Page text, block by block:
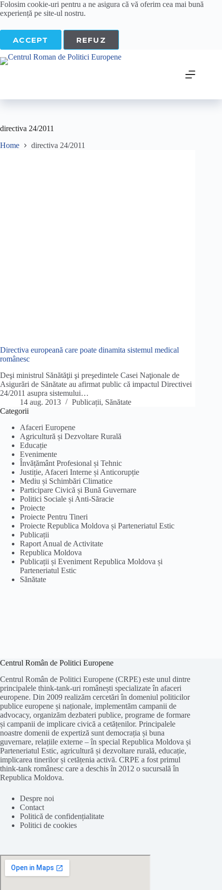
Skip
to
Folosim cookie-uri pentru a ne asigura că vă oferim cea mai bună
experiență pe site-ul nostru.
ACCEPT REFUZ
directiva 24/2011
Home directiva 24/2011
Directiva europeană care poate dinamita sistemul medical
românesc
Deşi ministrul Sănătăţii şi preşedintele Casei Naţionale de
Asigurări de Sănătate au afirmat public că impactul Directivei
24/2011 asupra sistemului…
14 aug. 2013
Publicații, Sănătate
Categorii
Afaceri Europene
Agricultură și Dezvoltare Rurală
Educație
Evenimente
Învățământ Profesional și Tehnic
Justiție, Afaceri Interne și Anticorupție
Mediu și Schimbări Climatice
Participare Civică și Bună Guvernare
Politici Sociale și Anti-Săracie
Proiecte
Proiecte Pentru Tineri
Proiecte Republica Moldova și Parteneriatul Estic
Publicații
Raport Anual de Activitate
Republica Moldova
Publicații și Eveniment Republica Moldova și
Parteneriatul Estic
Sănătate
Centrul Român de Politici Europene
Centrul Român de Politici Europene (CRPE) este unul dintre
principalele think-tank-uri românești specializate în afaceri
europene. Din 2009 realizăm cercetări în domeniul politicilor
publice europene și naționale, implementăm campanii de
advocacy, organizăm dezbateri publice, programe de formare
și campanii de implicare civică a cetățenilor. Principalele
noastre domenii de expertiză sunt democrația și buna
guvernare, relațiile externe – în special Republica Moldova și
Parteneriatul Estic, agricultură și dezvoltare rurală, educație,
implicarea tinerilor și cetățenia activă. CRPE a fost primul
think-tank românesc care a deschis în 2012 o sucursală în
Republica Moldova.
Despre noi
Contact
Politică de confidențialitate
Politici de cookies